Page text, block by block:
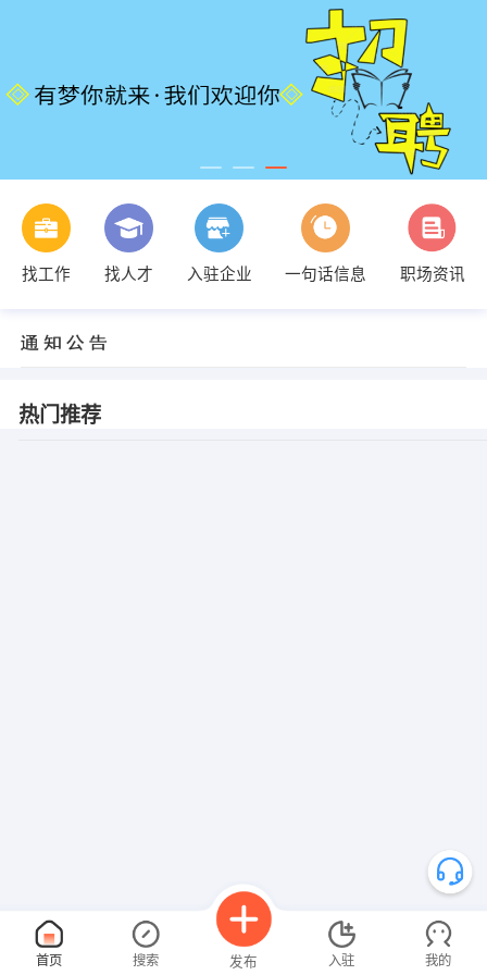
找工作 找人才 入驻企业 一句话信息 职场资讯
热门推荐
首页 搜索 发布 入驻 我的